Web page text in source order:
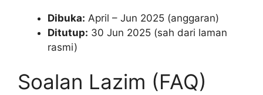
Dibuka: April – Jun 2025 (anggaran)
Ditutup: 30 Jun 2025 (sah dari laman
rasmi)
Soalan Lazim (FAQ)